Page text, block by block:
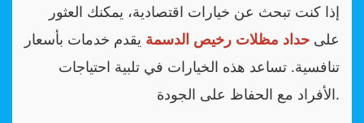
إذا كنت تبحث عن خيارات اقتصادية، يمكنك العثور
على حداد مظلات رخيص الدسمة يقدم خدمات بأسعار
تنافسية. تساعد هذه الخيارات في تلبية احتياجات
الأفراد مع الحفاظ على الجودة.